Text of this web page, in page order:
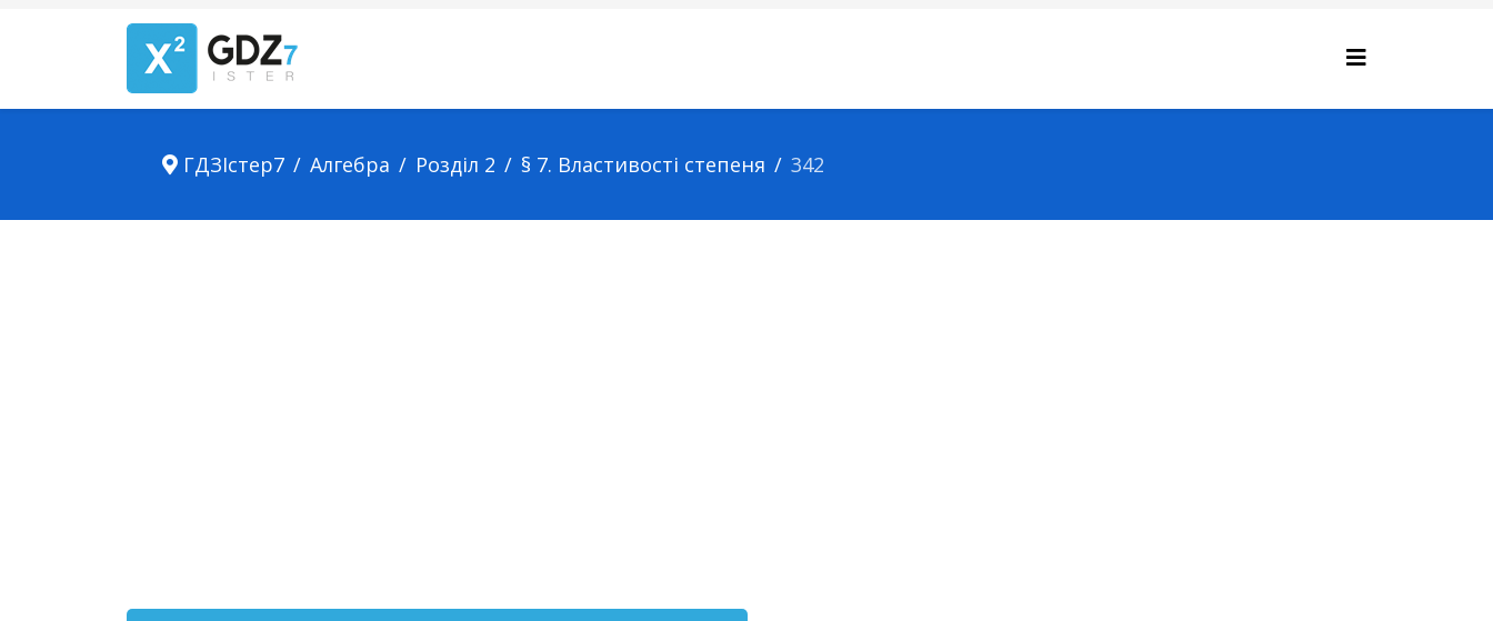
ГДЗІстер7 Алгебра Розділ 2 § 7. Властивості степеня 342